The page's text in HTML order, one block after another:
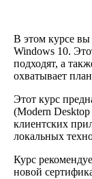
В этом курсе вы
Windows 10.
подходят, а
охватывает
Этот курс
(Modern
клиентских
локальных
Курс
новой